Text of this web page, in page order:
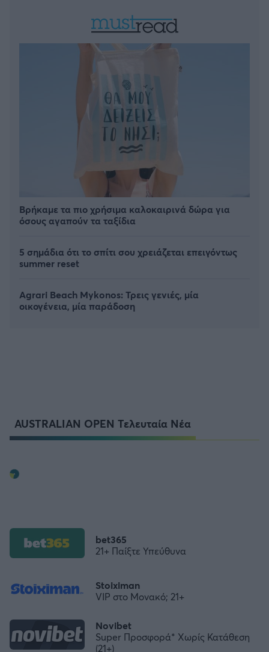
Βρήκαμε τα πιο χρήσιμα καλοκαιρινά δώρα για
όσους αγαπούν τα ταξίδια
5 σημάδια ότι το σπίτι σου χρειάζεται επειγόντως
summer reset
Agrari Beach Mykonos: Τρεις γενιές, μία
οικογένεια, μία παράδοση
AUSTRALIAN OPEN Τελευταία Νέα
Stoiximan
VIP στο Μονακό; 21+
Novibet
Super Προσφορά* Χωρίς Κατάθεση
(21+)
bet365
21+ Παίξτε Υπεύθυνα